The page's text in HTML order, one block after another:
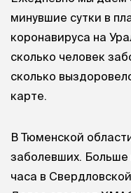
минувшие сутки в
коронавируса на
сколько человек
сколько
карте.
В Тюменской
заболевших. Больше
часа в